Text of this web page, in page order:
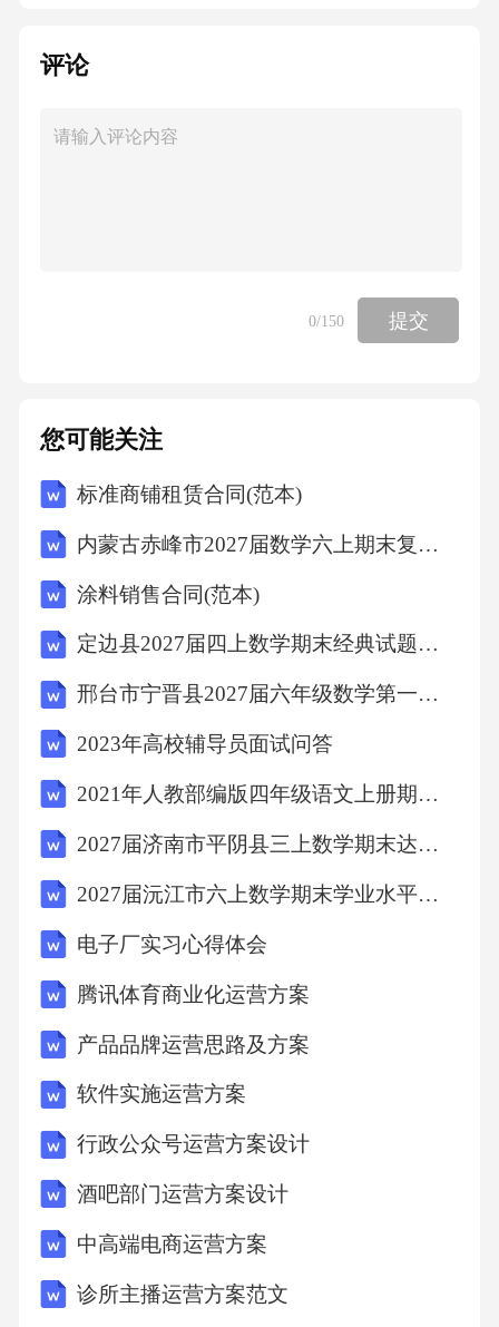
六、西吉电商的运营方案
6.1示范项目实施步骤
6.2示范项目保障措施
6.3示范项目推广机制
七、西吉电商的运营方案
7.2环境效益评估
7.3风险控制措施
7.4长期发展规划
八、西吉电商的运营方案
评论
0/150 提交
您可能关注
标准商铺租赁合同(范本)
内蒙古赤峰市2027届数学六上期末复习检测模拟试题含解析
涂料销售合同(范本)
定边县2027届四上数学期末经典试题含解析
邢台市宁晋县2027届六年级数学第一学期期末达标检测模拟试题含解析
2023年高校辅导员面试问答
2021年人教部编版四年级语文上册期中考试卷()
2027届济南市平阴县三上数学期末达标检测模拟试题含解析
2027届沅江市六上数学期末学业水平测试试题含解析
电子厂实习心得体会
腾讯体育商业化运营方案
产品品牌运营思路及方案
软件实施运营方案
行政公众号运营方案设计
酒吧部门运营方案设计
中高端电商运营方案
诊所主播运营方案范文